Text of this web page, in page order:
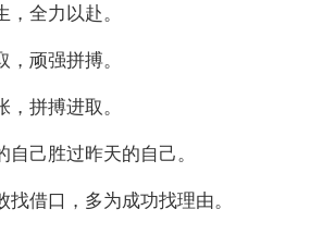
，全力以赴。
，顽强拼搏。
，拼搏进取。
自己胜过昨天的自己。
找借口，多为成功找理由。